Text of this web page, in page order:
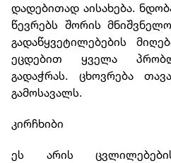
დადებითად აისახება.
წევრებს შორის
გადაწყვეტილებების
ეცდებით ყველა
გადაჭრას. ცხოვრება
გამოსავალს.
კირჩხიბი
ეს არის